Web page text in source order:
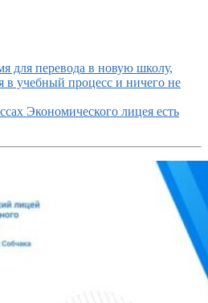
для перевода в новую школу,
в учебный процесс и ничего не
Экономического лицея есть